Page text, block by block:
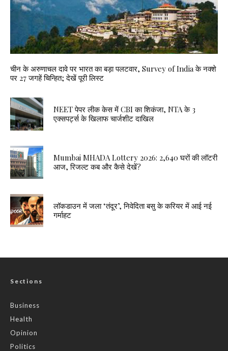
चीन के अरुणाचल दावे पर भारत का बड़ा पलटवार, Survey of India के नक्शे
पर 27 जगहें चिन्हित; देखें पूरी लिस्ट
NEET पेपर लीक केस में CBI का शिकंजा, NTA के 3
एक्सपर्ट्स के खिलाफ चार्जशीट दाखिल
Mumbai MHADA Lottery 2026: 2,640 घरों की लॉटरी
आज, रिजल्ट कब और कैसे देखें?
लॉकडाउन में जला ‘तंदूर’, निवेदिता बसु के करियर में आई नई
गर्माहट
Sections
Business
Health
Opinion
Politics